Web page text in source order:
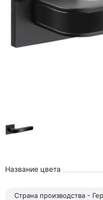
Название цвета
Страна производства -